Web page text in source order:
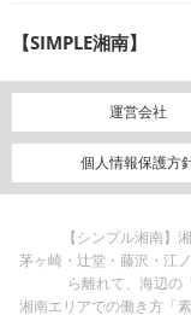
【SIMPLE湘南】
運営会社
個人情報保護方
【シンプル湘南】湘
茅ヶ崎・辻堂・藤沢・江
ら離れて、海辺の
湘南エリアでの働き方「